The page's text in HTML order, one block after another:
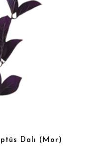
Dalı (Mor)